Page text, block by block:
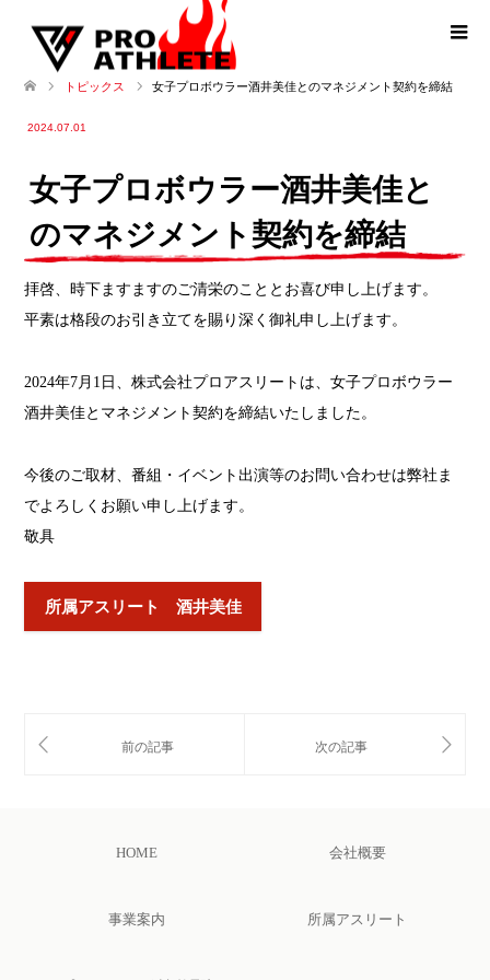
トピックス 女子プロボウラー酒井美佳とのマネジメント契約を締結
2024.07.01
女子プロボウラー酒井美佳と
のマネジメント契約を締結
拝啓、時下ますますのご清栄のこととお喜び申し上げます。
平素は格段のお引き立てを賜り深く御礼申し上げます。
2024年7月1日、株式会社プロアスリートは、女子プロボウラー
酒井美佳とマネジメント契約を締結いたしました。
今後のご取材、番組・イベント出演等のお問い合わせは弊社ま
でよろしくお願い申し上げます。
敬具
所属アスリート 酒井美佳
HOME 会社概要
事業案内 所属アスリート